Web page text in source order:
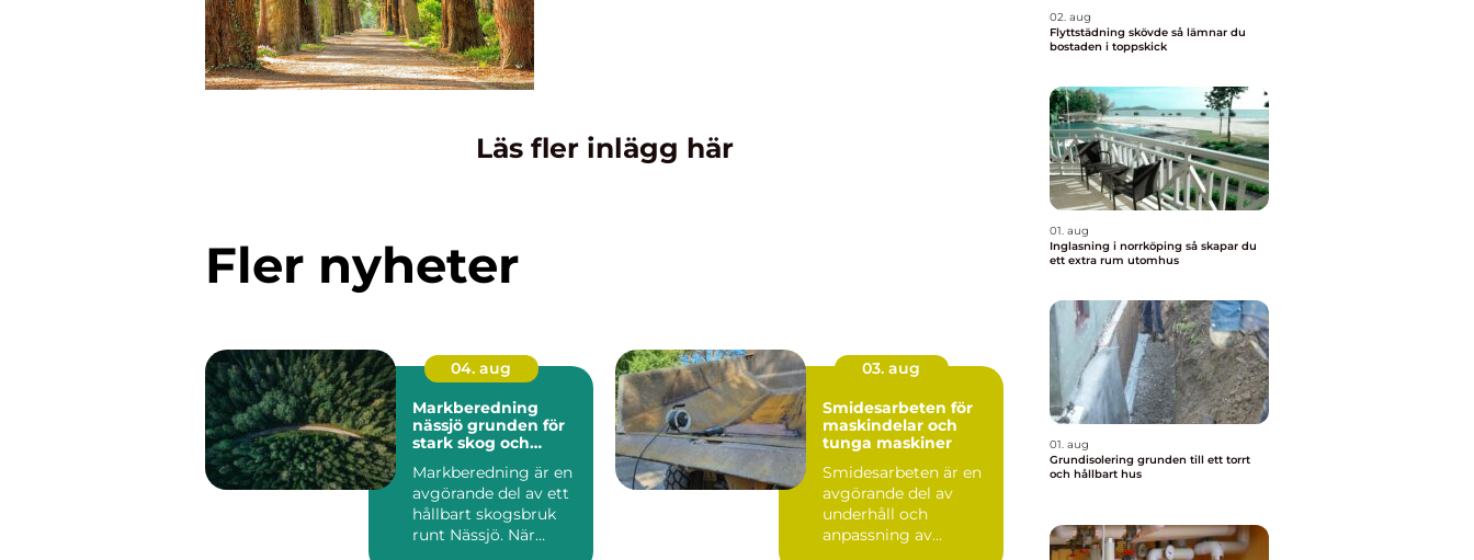
Läs fler inlägg här
Fler nyheter
04. aug
Markberedning
nässjö grunden för
stark skog och
Markberedning är en
avgörande del av ett
hållbart skogsbruk
runt Nässjö. När
03. aug
Smidesarbeten för
maskindelar och
tunga maskiner
Smidesarbeten är en
avgörande del av
underhåll och
anpassning av
02. aug
Flyttstädning skövde så lämnar du
bostaden i toppskick
01. aug
Inglasning i norrköping så skapar du
ett extra rum utomhus
01. aug
Grundisolering grunden till ett torrt
och hållbart hus